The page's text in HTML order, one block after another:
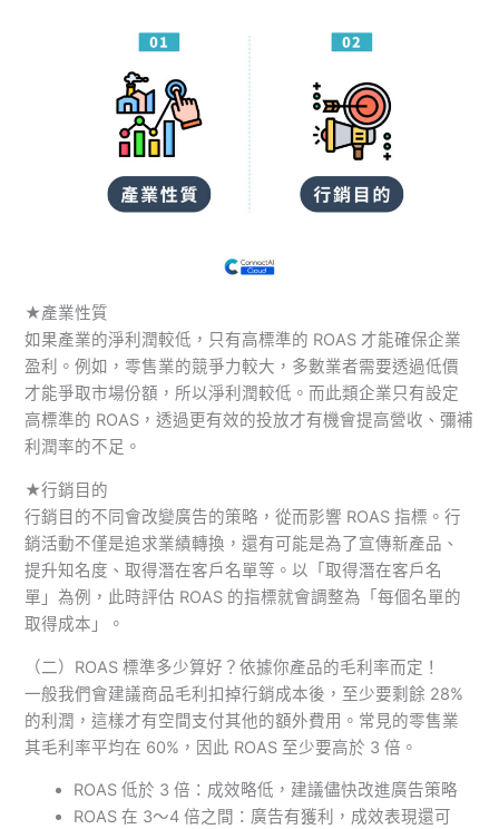
★產業性質
如果產業的淨利潤較低，只有高標準的 ROAS 才能確保企業
盈利。例如，零售業的競爭力較大，多數業者需要透過低價
才能爭取市場份額，所以淨利潤較低。而此類企業只有設定
高標準的 ROAS，透過更有效的投放才有機會提高營收、彌補
利潤率的不足。
★行銷目的
行銷目的不同會改變廣告的策略，從而影響 ROAS 指標。行
銷活動不僅是追求業績轉換，還有可能是為了宣傳新產品、
提升知名度、取得潛在客戶名單等。以「取得潛在客戶名
單」為例，此時評估 ROAS 的指標就會調整為「每個名單的
取得成本」。
（二）ROAS 標準多少算好？依據你產品的毛利率而定！
一般我們會建議商品毛利扣掉行銷成本後，至少要剩餘 28%
的利潤，這樣才有空間支付其他的額外費用。常見的零售業
其毛利率平均在 60%，因此 ROAS 至少要高於 3 倍。
ROAS 低於 3 倍：成效略低，建議儘快改進廣告策略
ROAS 在 3～4 倍之間：廣告有獲利，成效表現還可